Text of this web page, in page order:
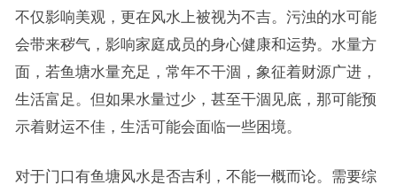
不仅影响美观，更在风水上被视为不吉。污浊的水可能
会带来秽气，影响家庭成员的身心健康和运势。水量方
面，若鱼塘水量充足，常年不干涸，象征着财源广进，
生活富足。但如果水量过少，甚至干涸见底，那可能预
示着财运不佳，生活可能会面临一些困境。
对于门口有鱼塘风水是否吉利，不能一概而论。需要综